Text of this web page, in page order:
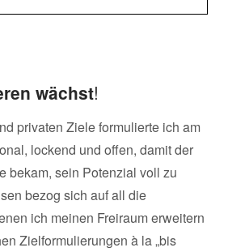
wächst!
privaten Ziele formulierte ich am
lockend und offen, damit der
bekam, sein Potenzial voll zu
bezog sich auf all die
ich meinen Freiraum erweitern
Zielformulierungen à la „bis